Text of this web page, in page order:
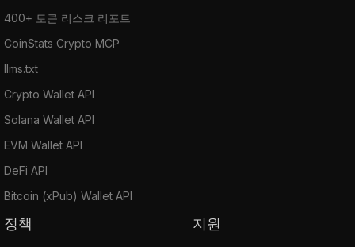
400+ 토큰 리스크 리포트
CoinStats Crypto MCP
llms.txt
Crypto Wallet API
Solana Wallet API
EVM Wallet API
DeFi API
Bitcoin (xPub) Wallet API
정책 지원